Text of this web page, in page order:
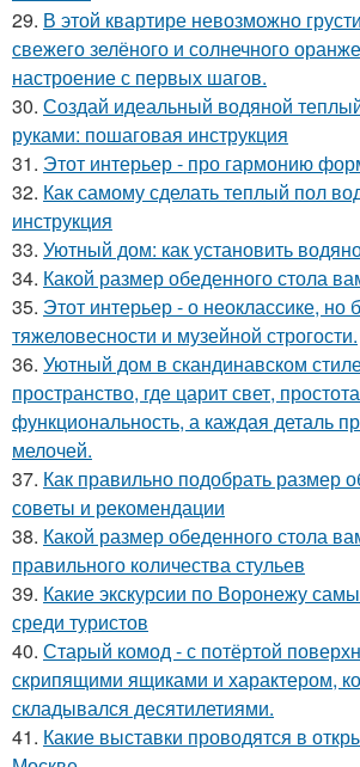
29. В этой квартире невозможно
свежего зелёного и солнечного
настроение с первых шагов.
30. Создай идеальный водяной
руками: пошаговая инструкция
31. Этот интерьер - про гармонию
32. Как самому сделать теплый пол
инструкция
33. Уютный дом: как установить
34. Какой размер обеденного стола
35. Этот интерьер - о неоклассике, но
тяжеловесности и музейной строгости.
36. Уютный дом в скандинавском
пространство, где царит свет,
функциональность, а каждая деталь
мелочей.
37. Как правильно подобрать размер
советы и рекомендации
38. Какой размер обеденного стола
правильного количества стульев
39. Какие экскурсии по Воронежу
среди туристов
40. Старый комод - с потёртой
скрипящими ящиками и характером,
складывался десятилетиями.
41. Какие выставки проводятся в